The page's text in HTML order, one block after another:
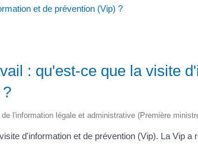
et de prévention (Vip) ?
: qu'est-ce que la visite
l'information légale et administrative (Première
d'information et de prévention (Vip). La Vip a